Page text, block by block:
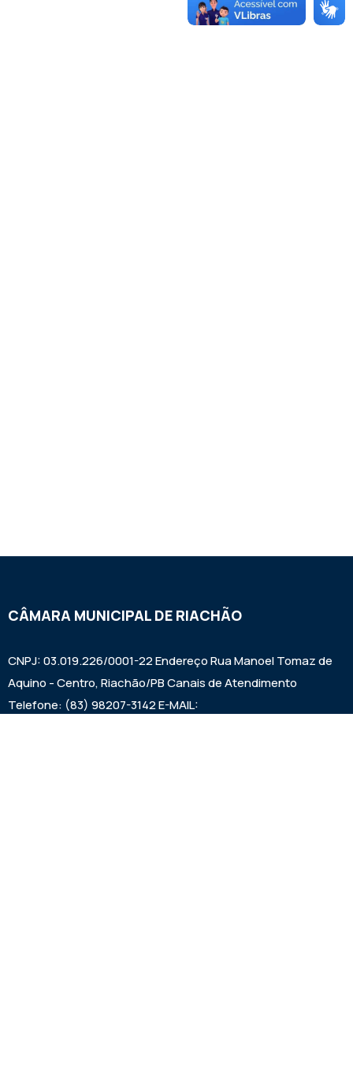
CÂMARA MUNICIPAL DE RIACHÃO
CNPJ: 03.019.226/0001-22 Endereço Rua Manoel Tomaz de
Aquino - Centro, Riachão/PB Canais de Atendimento
Telefone: (83) 98207-3142 E-MAIL: